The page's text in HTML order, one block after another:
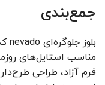
جمع‌بندی
مناسب استایل‌های
فرم آزاد، طراحی